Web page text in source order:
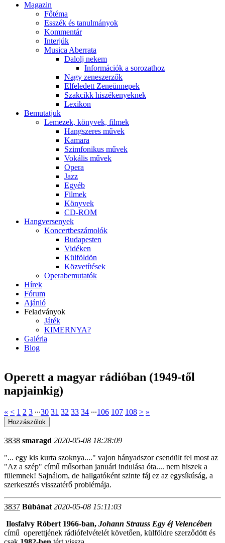
Magazin
Főtéma
Esszék és tanulmányok
Kommentár
Interjúk
Musica Aberrata
Dalolj nekem
Információk a sorozathoz
Nagy zeneszerzők
Elfeledett Zeneünnepek
Szakcikk hiszékenyeknek
Lexikon
Bemutatjuk
Lemezek, könyvek, filmek
Hangszeres művek
Kamara
Szimfonikus művek
Vokális művek
Opera
Jazz
Egyéb
Filmek
Könyvek
CD-ROM
Hangversenyek
Koncertbeszámolók
Budapesten
Vidéken
Külföldön
Közvetítések
Operabemutatók
Hírek
Fórum
Ajánló
Feladványok
Játék
KIMERNYA?
Galéria
Blog
Operett a magyar rádióban (1949-től
napjainkig)
« < 1 2 3 ∙∙∙30 31 32 33 34 ∙∙∙106 107 108 > »
3838 smaragd 2020-05-08 18:28:09
"... egy kis kurta szoknya...." vajon hányadszor csendült fel most az
"Az a szép" című műsorban januári indulása óta.... nem hiszek a
fülemnek! Sajnálom, de hallgatóként szinte fáj ez az egysíkúság, a
szerkesztés visszatérő problémája.
3837 Búbánat 2020-05-08 15:11:03
Ilosfalvy Róbert 1966-ban, Johann Strauss Egy éj Velencében
című operettjének rádiófelvételét követően, külföldre szerződött és